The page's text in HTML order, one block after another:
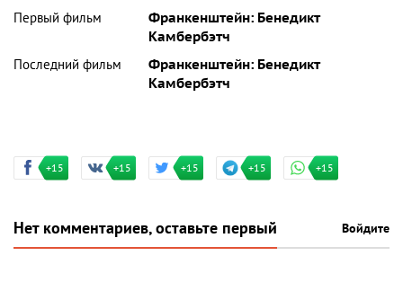
Первый фильм
Франкенштейн: Бенедикт
Камбербэтч
Последний фильм
Франкенштейн: Бенедикт
Камбербэтч
+15 +15 +15 +15 +15
Нет комментариев, оставьте первый Войдите